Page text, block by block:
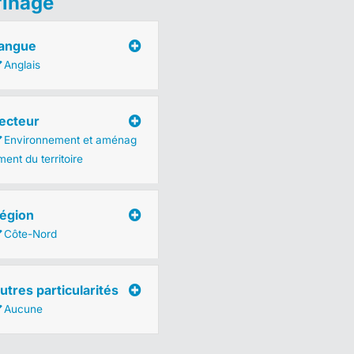
Anglais
Environnement et aménag
du territoire
Côte-Nord
particularités
Aucune